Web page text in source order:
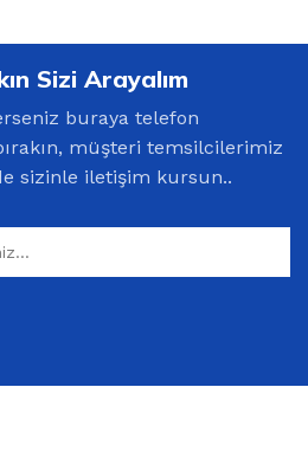
Sizi Arayalım
buraya telefon
müşteri temsilcilerimiz
sizinle iletişim kursun..